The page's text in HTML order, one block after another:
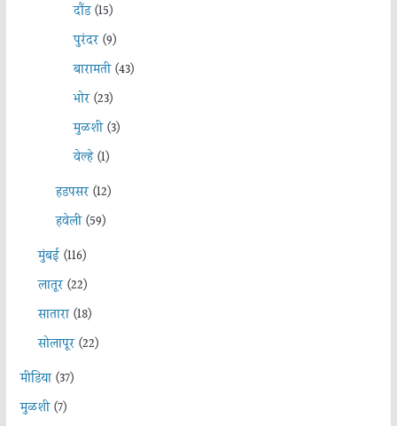
दौंड(15)
पुरंदर(9)
बारामती(43)
भोर(23)
मुळशी(3)
वेल्हे(1)
हडपसर(12)
हवेली(59)
मुंबई(116)
लातूर(22)
सातारा(18)
सोलापूर(22)
मीडिया(37)
मुळशी(7)